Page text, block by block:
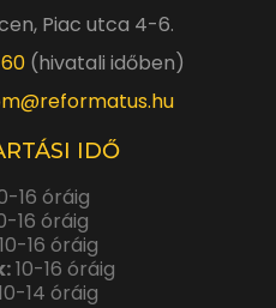
Piac utca 4-6.
(hivatali időben)
IDŐ
16 óráig
16 óráig
16 óráig
10-16 óráig
14 óráig